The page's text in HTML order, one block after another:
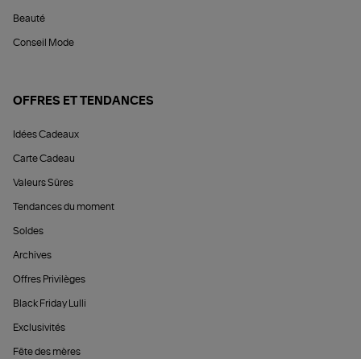
Beauté
Conseil Mode
OFFRES ET TENDANCES
Idées Cadeaux
Carte Cadeau
Valeurs Sûres
Tendances du moment
Soldes
Archives
Offres Privilèges
Black Friday Lulli
Exclusivités
Fête des mères